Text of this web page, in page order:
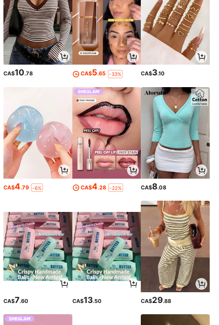
CA$10.78 CA$5.65 -33% CA$3.10
CA$4.79 -6% CA$4.28 -22% CA$8.08
CA$7.60 CA$13.50 CA$29.88